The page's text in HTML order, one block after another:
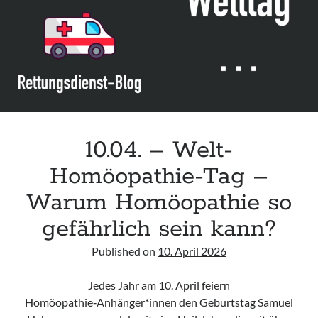
Leitlinie „Bauchschmerz bei Kindern und Jugendlichen – Bildgebende
Diagnostik“ der GPR
Leitlinie „Erbrechen im Kindes- und Jugendalter – Bildgebende
Diagnostik“ der GPR
Leitlinie „Kopfschmerzen bei Kindern und Jugendlichen – Bildgebende
Diagnostik“ der GPR
10.04. – Welt-
Homöopathie-Tag –
Warum Homöopathie so
gefährlich sein kann?
Published on 10. April 2026
Jedes Jahr am 10. April feiern
Homöopathie‑Anhänger*innen den Geburtstag Samuel